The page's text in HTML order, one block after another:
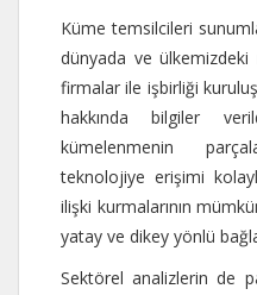
Küme temsilcileri
dünyada ve
firmalar ile işbirliği
hakkında bilgiler
kümelenmenin
teknolojiye erişimi
ilişki kurmalarının
yatay ve dikey yönlü
Sektörel analizlerin de